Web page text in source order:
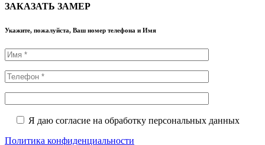
ЗАКАЗАТЬ ЗАМЕР
Укажите, пожалуйста, Ваш номер телефона и Имя
Я даю согласие на обработку персональных данных
Политика конфиденциальности